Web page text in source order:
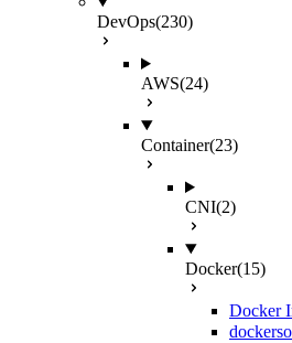
DevOps(230)
AWS(24)
Container(23)
CNI(2)
Docker(15)
Docker